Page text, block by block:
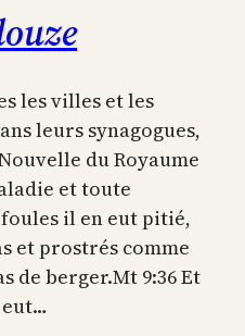
les villes et les
leurs synagogues,
du Royaume
et toute
il en eut pitié,
et prostrés comme
de berger.Mt 9:36 Et
eut…